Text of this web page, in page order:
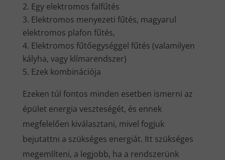
Egy elektromos falfűtés
Elektromos menyezeti fűtés, magyarul
elektromos plafon fűtés,
Elektromos fűtőegységgel fűtés (valamilyen
kályha, vagy klímarendszer)
Ezek kombinációja
Ezeken túl fontos minden esetben ismerni az
épület energia veszteségét, és ennek
megfelelően kiválasztani, mivel fogjuk
bejutattni a szükséges energiát. Itt szükséges
megemlíteni, a legjobb, ha a rendszerünk